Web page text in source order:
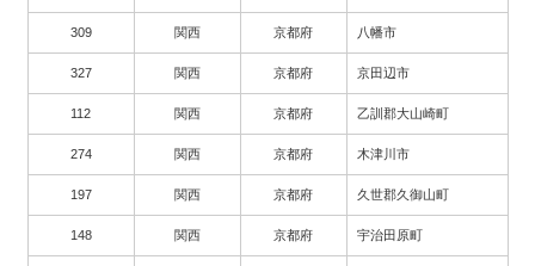
309 関西 京都府 八幡市
327 関西 京都府 京田辺市
112 関西 京都府 乙訓郡大山崎町
274 関西 京都府 木津川市
197 関西 京都府 久世郡久御山町
148 関西 京都府 宇治田原町